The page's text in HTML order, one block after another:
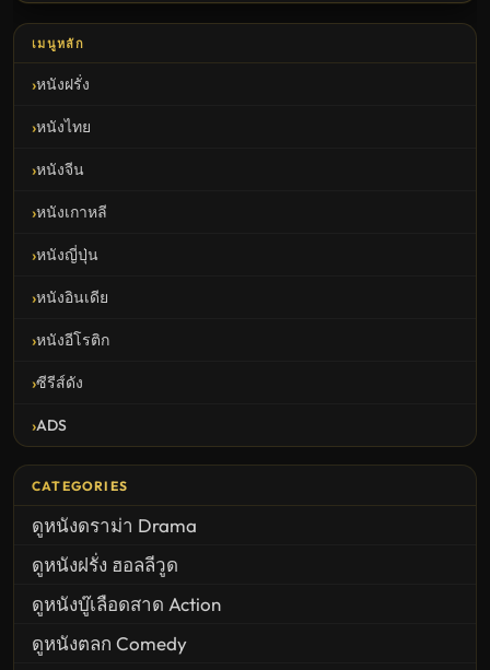
เมนูหลัก
หนังฝรั่ง
หนังไทย
หนังจีน
หนังเกาหลี
หนังญี่ปุ่น
หนังอินเดีย
หนังอีโรติก
ซีรีส์ดัง
ADS
CATEGORIES
ดูหนังดราม่า Drama
ดูหนังฝรั่ง ฮอลลีวูด
ดูหนังบู๊เลือดสาด Action
ดูหนังตลก Comedy